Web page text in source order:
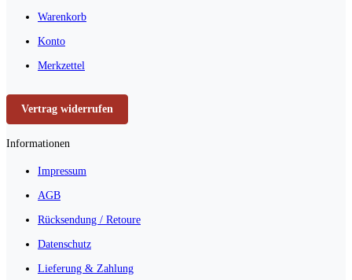
Warenkorb
Konto
Merkzettel
Vertrag widerrufen
Informationen
Impressum
AGB
Rücksendung / Retoure
Datenschutz
Lieferung & Zahlung